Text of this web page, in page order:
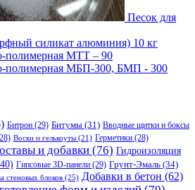
Песок для
силикат алюминия) 10 кг
полимерная МТТ – 90
полимерная МБП-300, БМП - 300
Битрон (29) Битумы (31) Вводные щитки и боксы
Воски и гелькоуты (21) Герметики (28)
и добавки (76) Гидроизоляция
Гипсовые 3D-панели (29) Грунт-Эмаль (34)
стеновых блоков (25) Добавки в бетон (62)